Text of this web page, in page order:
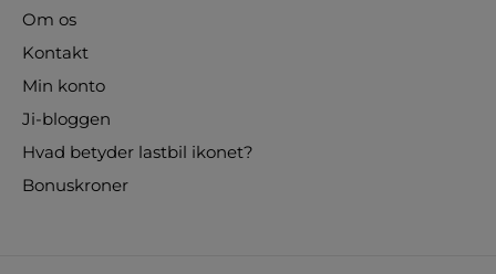
Om os
Kontakt
Min konto
Ji-bloggen
Hvad betyder lastbil ikonet?
Bonuskroner